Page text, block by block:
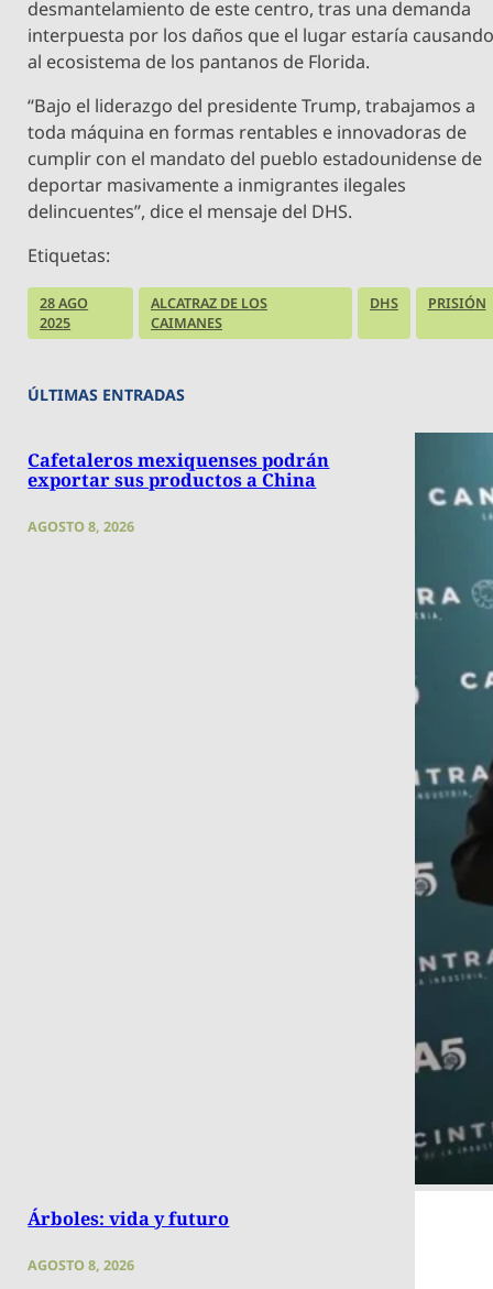
desmantelamiento de este centro, tras una demanda
interpuesta por los daños que el lugar estaría
al ecosistema de los pantanos de Florida.
“Bajo el liderazgo del presidente Trump, trabajamos a
toda máquina en formas rentables e innovadoras de
cumplir con el mandato del pueblo estadounidense de
deportar masivamente a inmigrantes ilegales
delincuentes”, dice el mensaje del DHS.
Etiquetas:
28 AGO
2025
ALCATRAZ DE LOS
CAIMANES
DHS PRISIÓN
ÚLTIMAS ENTRADAS
Cafetaleros mexiquenses podrán
exportar sus productos a China
AGOSTO 8, 2026
Árboles: vida y futuro
AGOSTO 8, 2026